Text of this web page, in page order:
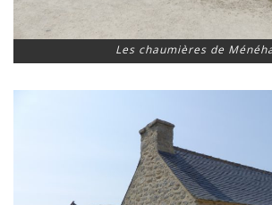
Les chaumières de